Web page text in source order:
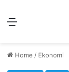
Menu
Home / Ekonomi